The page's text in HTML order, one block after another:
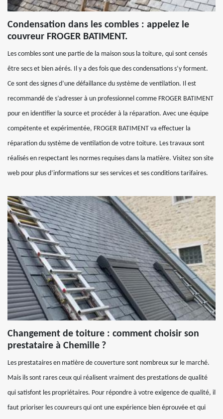
Condensation dans les combles : appelez le
couvreur FROGER BATIMENT.
Les combles sont une partie de la maison sous la toiture, qui sont censés
être secs et bien aérés. Il y a des fois que des condensations s’y forment.
Ce sont des signes d’une défaillance du système de ventilation. Il est
recommandé de s’adresser à un professionnel comme FROGER BATIMENT
pour en identifier la source et procéder à la réparation. Avec une équipe
compétente et expérimentée, FROGER BATIMENT va effectuer la
réparation du système de ventilation de votre toiture. Les travaux sont
réalisés en respectant les normes requises dans la matière. Visitez son site
web pour plus d’informations sur ses services et ses conditions tarifaires.
Changement de toiture : comment choisir son
prestataire à Chemille ?
Les prestataires en matière de couverture sont nombreux sur le marché.
Mais ils sont rares ceux qui réalisent vraiment des prestations de qualité
qui satisfont les propriétaires. Pour répondre à votre exigence de qualité, il
faut prioriser les couvreurs qui ont une expérience bien éprouvée et qui